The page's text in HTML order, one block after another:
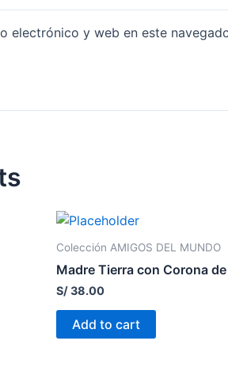
electrónico y web en este
Colección AMIGOS DEL MUNDO
Madre Tierra con Corona
S/38.00
Add to cart